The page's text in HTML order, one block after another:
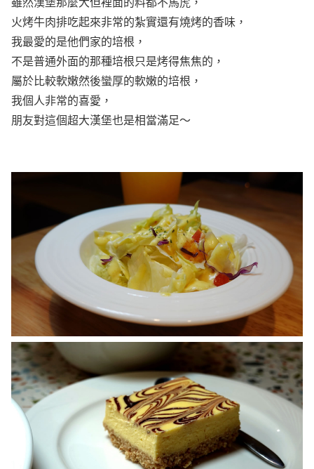
火烤牛肉排吃起來非常的紮實還有燒烤的香味，
我最愛的是他們家的培根，
不是普通外面的那種培根只是烤得焦焦的，
屬於比較軟嫩然後蠻厚的軟嫩的培根，
我個人非常的喜愛，
朋友對這個超大漢堡也是相當滿足～